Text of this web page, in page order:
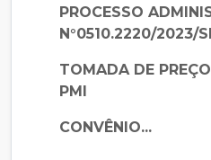
PROCESSO
N°0510.2220/2023/
TOMADA DE
PMI
CONVÊNIO...